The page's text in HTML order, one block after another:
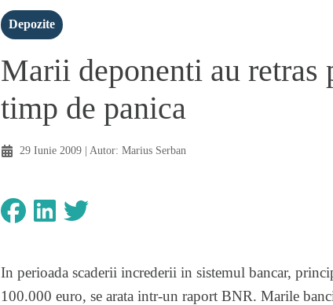
Depozite
Marii deponenti au
timp de panica
29 Iunie 2009| Autor: Marius Serban
In perioada scaderii increderii in sistemul bancar,
100.000 euro, se arata intr-un raport BNR. Marile